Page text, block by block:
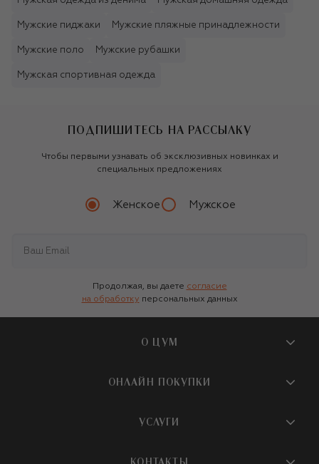
Мужские пиджаки Мужские пляжные принадлежности
Мужские поло Мужские рубашки
Мужская спортивная одежда
ПОДПИШИТЕСЬ НА РАССЫЛКУ
Чтобы первыми узнавать об эксклюзивных новинках и
специальных предложениях
Женское Мужское
Продолжая, вы даете согласие
на обработку персональных данных
О ЦУМ
О магазине
Бутики и ПВЗ ЦУМ
ОНЛАЙН ПОКУПКИ
УСЛУГИ